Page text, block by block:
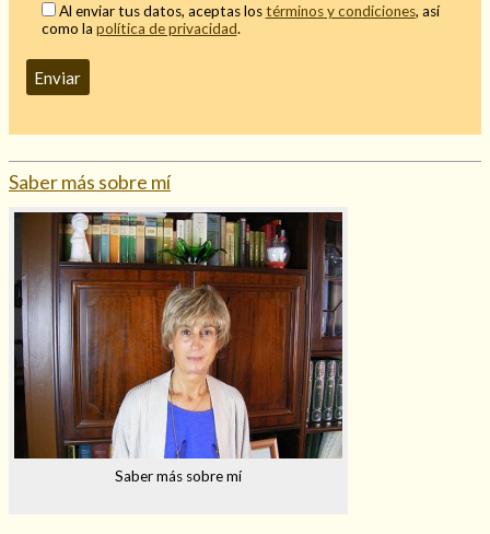
Al enviar tus datos, aceptas lostérminos y condiciones, así
como la política de privacidad.
Saber más sobre mí
Saber más sobre mí